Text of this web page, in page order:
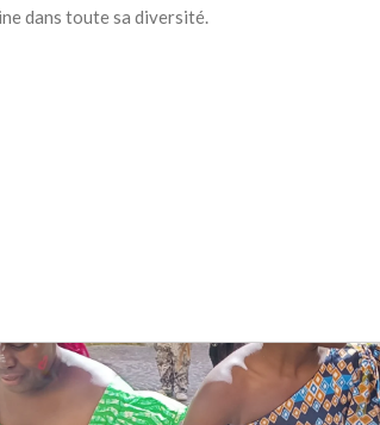
dans toute sa diversité.